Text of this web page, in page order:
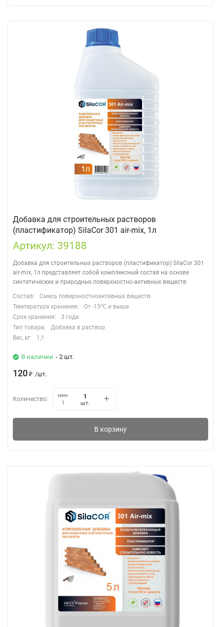
Добавка для строительных растворов
(пластификатор) SilaCor 301 air-mix, 1л
Артикул: 39188
Добавка для строительных растворов (пластификатор) SilaCor 301
air-mix, 1л представляет собой комплексный состав на основе
синтетических и природных поверхностно-активных веществ
Состав:
Смесь поверхностноактивных веществ
Температура хранения:
От -15℃ и выше
Срок хранения:
3 года
Тип товара:
Добавка в раствор
Вес, кг:
1,1
В наличии - 2 шт.
120 ₽ /шт.
Количество:
мин.
1
шт.
В корзину